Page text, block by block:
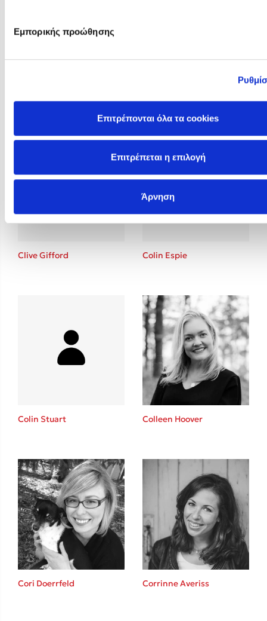
Εμπορικής προώθησης
Επιτρέπονται όλα τα cookies
Επιτρέπεται η επιλογή
Άρνηση
Clive Gifford Colin Espie
Colin Stuart Colleen Hoover
Cori Doerrfeld Corrinne Averiss